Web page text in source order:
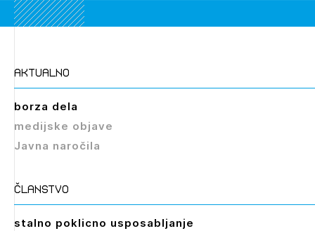
Izbrana vsebina je namenjena le ZAPS
registriranim uporabnikom. Da lahko do nje
PRIJAVITE SE
aktualno
borza dela
medijske objave
Javna naročila
članstvo
stalno poklicno usposabljanje